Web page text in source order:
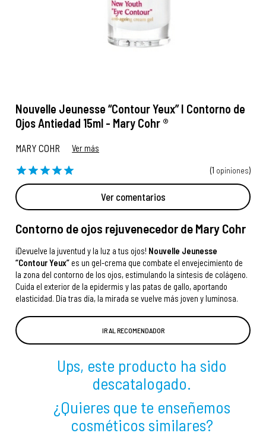
Nouvelle Jeunesse “Contour Yeux” I Contorno de
Ojos Antiedad 15ml - Mary Cohr ®
MARY COHR Ver más
(1 opiniones)
Ver comentarios
Contorno de ojos rejuvenecedor de Mary Cohr
¡Devuelve la juventud y la luz a tus ojos! Nouvelle Jeunesse
“Contour Yeux”es un gel-crema que combate el envejecimiento de
la zona del contorno de los ojos, estimulando la síntesis de colágeno.
Cuida el exterior de la epidermis y las patas de gallo, aportando
elasticidad. Día tras día, la mirada se vuelve más joven y luminosa.
IR AL RECOMENDADOR
Ups, este producto ha sido
descatalogado.
¿Quieres que te enseñemos
cosméticos similares?